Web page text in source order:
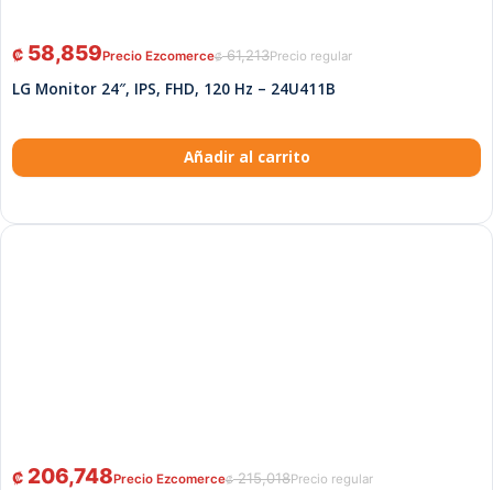
₡61,213
₡ 58,859
LG Monitor 24″, IPS, FHD, 120 Hz – 24U411B
Añadir al carrito
₡215,018
₡ 206,748